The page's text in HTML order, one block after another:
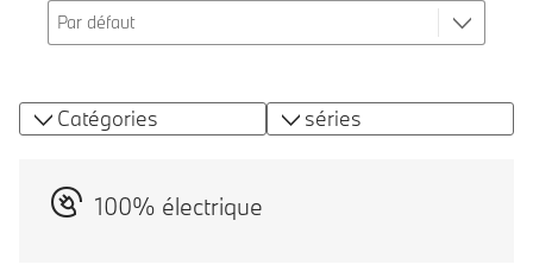
Catégories séries
100% électrique